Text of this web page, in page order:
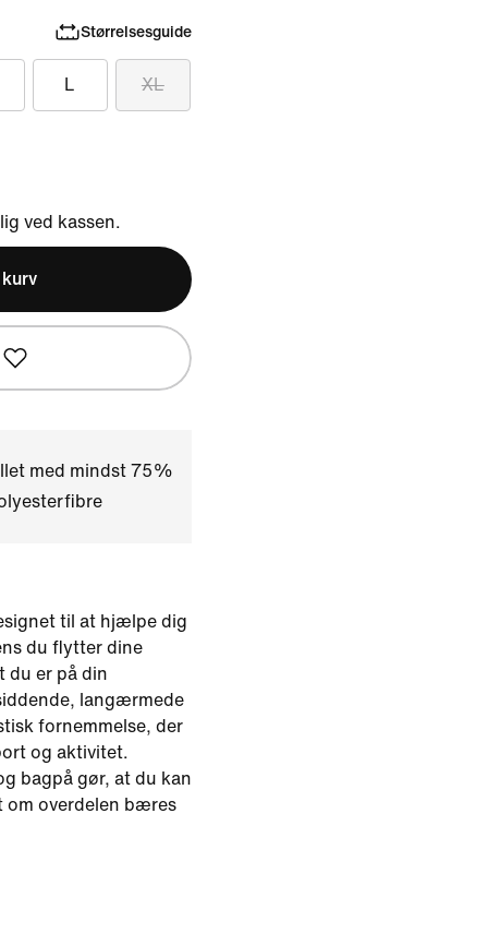
Størrelsesguide
L XL
ved kassen.
med mindst 75%
til at hjælpe dig
du flytter dine
du er på din
langærmede
fornemmelse, der
og aktivitet.
bagpå gør, at du kan
om overdelen bæres